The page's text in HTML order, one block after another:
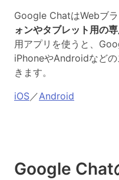
Google ChatはWebブラ
ォンやタブレット用の
用アプリを使うと、
iPhoneやAndroidなど
きます。
iOS ／Android
Google Chat